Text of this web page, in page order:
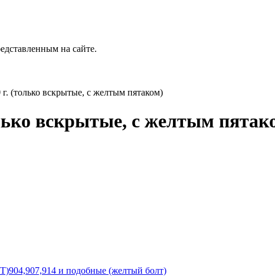
на сайте.
(только вскрытые, с желтым пятаком)
вскрытые, с желтым
и подобные (желтый болт)